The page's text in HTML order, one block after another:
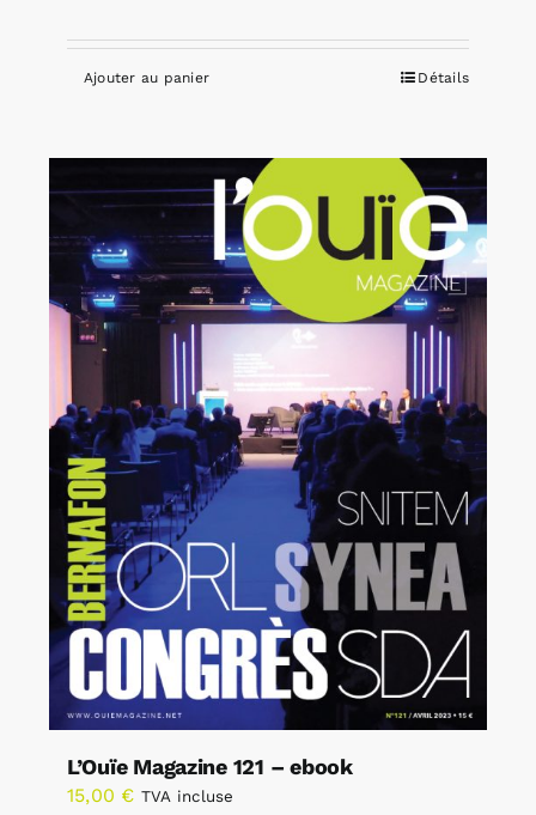
Ajouter au panier Détails
L’Ouïe Magazine 121 – ebook
15,00 € TVA incluse